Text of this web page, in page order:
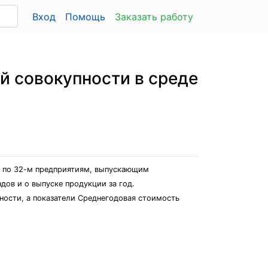
Вход Помощь Заказать работу
совокупности в среде
по 32-м предприятиям, выпускающим
и о выпуске продукции за год.
а показатели Среднегодовая стоимость